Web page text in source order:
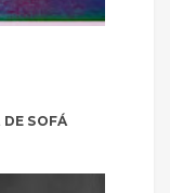
SOFÁ